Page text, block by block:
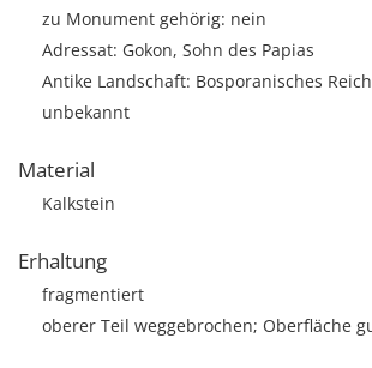
zu Monument gehörig: nein
Adressat: Gokon, Sohn des Papias
Antike Landschaft: Bosporanisches Reich
unbekannt
Material
Kalkstein
Erhaltung
fragmentiert
oberer Teil weggebrochen; Oberfläche